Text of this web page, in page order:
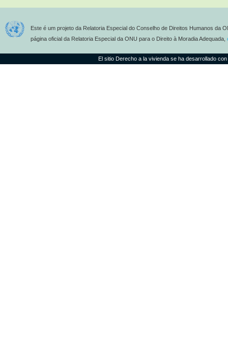
Este é um projeto da Relatoria Especial do Conselho de Direitos Humanos da
página oficial da Relatoria Especial da ONU para o Direito à Moradia Adequada,
El sitio Derecho a la vivienda se ha desarrollado